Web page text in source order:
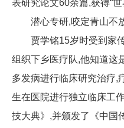
表研究论文60余篇,获得“
潜心专研,咬定青山不
贾学铭15岁时受到家
组织下乡医疗队,他知道这
多发病进行临床研究治疗,
生在医院进行独立临床工
技大典》,并颁发了《中国